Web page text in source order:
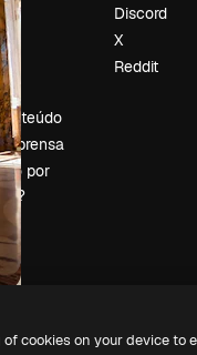
por
Discord
X
Reddit
cookies on your device to